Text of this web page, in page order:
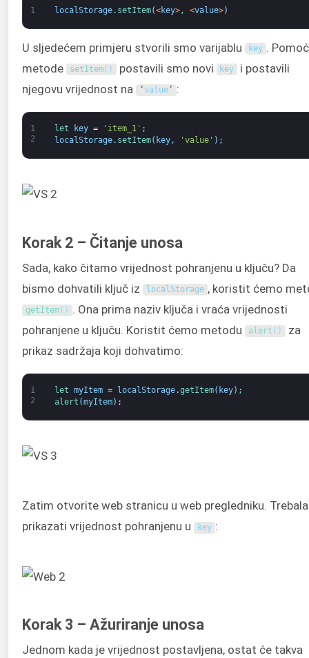
1 localStorage. setItem(<key>, <value>)
U sljedećem primjeru stvorili smo varijablu key .
metode
setItem( ) postavili smo novi key
i postavili
njegovu vrijednost na
‘value’ :
1
2
let key = 'item_1' ;
localStorage. setItem( key, 'value' ) ;
Korak 2 – Čitanje unosa
Sada, kako čitamo vrijednost pohranjenu u ključu? Da
bismo dohvatili ključ iz
localStorage , koristit ćemo
getItem( ) . Ona prima naziv ključa i vraća vrijednosti
pohranjene u ključu. Koristit ćemo metodu
alert ( ) za
prikaz sadržaja koji dohvatimo:
1
2
let myItem = localStorage.getItem( key) ;
alert (myItem) ;
Zatim otvorite web stranicu u web pregledniku.
prikazati vrijednost pohranjenu u
key :
Korak 3 – Ažuriranje unosa
Jednom kada je vrijednost postavljena, ostat će takva